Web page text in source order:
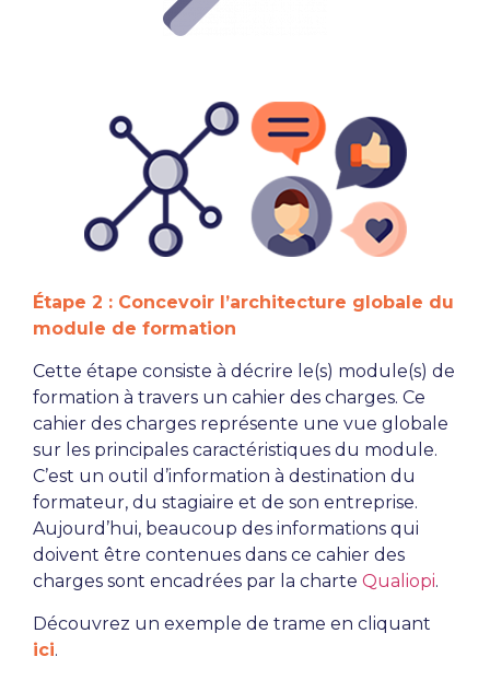
Étape 2 : Concevoir l’architecture globale du
module de formation
Cette étape consiste à décrire le(s) module(s) de
formation à travers un cahier des charges. Ce
cahier des charges représente une vue globale
sur les principales caractéristiques du module.
C’est un outil d’information à destination du
formateur, du stagiaire et de son entreprise.
Aujourd’hui, beaucoup des informations qui
doivent être contenues dans ce cahier des
charges sont encadrées par la charte Qualiopi.
Découvrez un exemple de trame en cliquant
ici.